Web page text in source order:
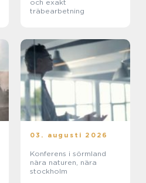
och exakt
träbearbetning
03. augusti 2026
Konferens i sörmland
nära naturen, nära
stockholm